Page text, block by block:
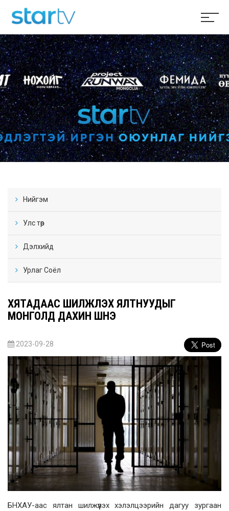
Нийгэм
Улс төр
Дэлхийд
Урлаг Соёл
ХЯТАДААС ШИЛЖҮҮЛЭХ ЯЛТНУУДЫГ
МОНГОЛД ДАХИН ШҮҮНЭ
2023-09-28
БНХАУ-аас ялтан шилжүүлэх хэлэлцээрийн дагуу зургаан